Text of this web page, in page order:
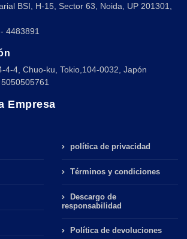
BSI, H-15, Sector 63, Noida, UP 201301,
4483891
4-4, Chuo-ku, Tokio,104-0032, Japón
Empresa
política de privacidad
Términos y condiciones
Descargo de
responsabilidad
Política de devoluciones